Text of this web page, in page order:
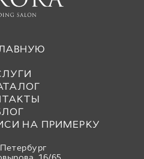
НА ПРИМЕРКУ